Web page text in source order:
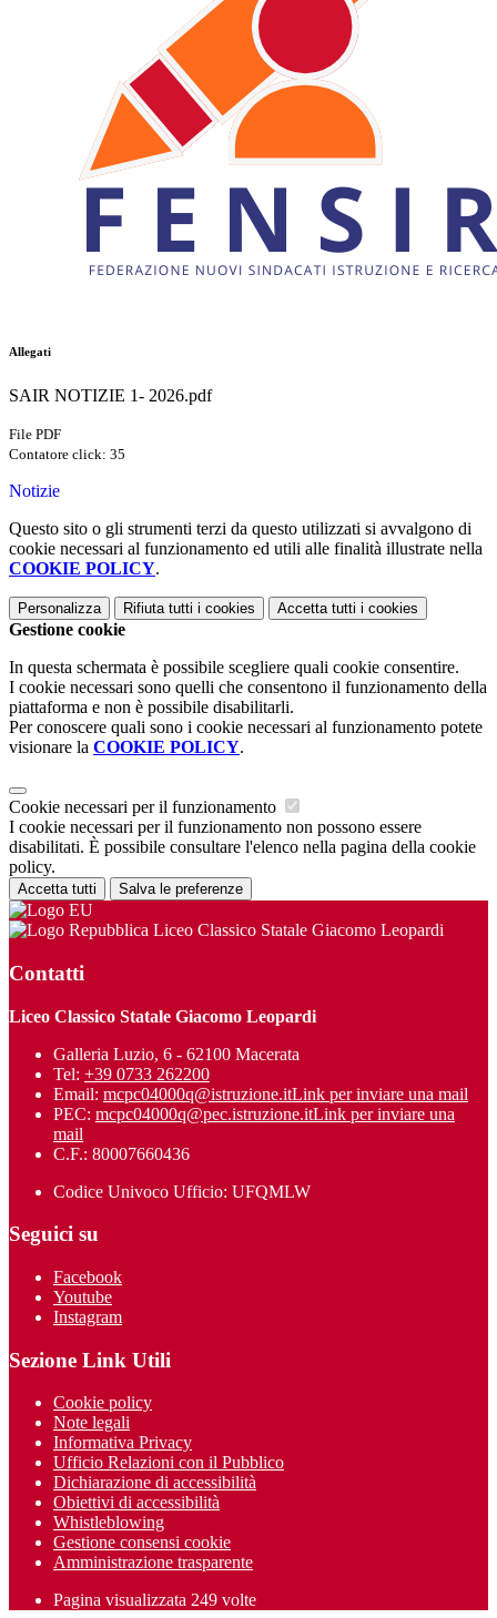
Allegati
SAIR NOTIZIE 1- 2026.pdf
File PDF
Contatore click: 35
Notizie
Questo sito o gli strumenti terzi da questo utilizzati si avvalgono di
cookie necessari al funzionamento ed utili alle finalità illustrate nella
COOKIE POLICY.
Personalizza Rifiuta tutti i cookies Accetta tutti i cookies
Gestione cookie
In questa schermata è possibile scegliere quali cookie consentire.
I cookie necessari sono quelli che consentono il funzionamento della
piattaforma e non è possibile disabilitarli.
Per conoscere quali sono i cookie necessari al funzionamento potete
visionare la COOKIE POLICY.
Cookie necessari per il funzionamento
I cookie necessari per il funzionamento non possono essere
disabilitati. È possibile consultare l'elenco nella pagina della cookie
policy.
Accetta tutti Salva le preferenze
Liceo Classico Statale Giacomo Leopardi
Contatti
Liceo Classico Statale Giacomo Leopardi
Galleria Luzio, 6 - 62100 Macerata
Tel: +39 0733 262200
Email: mcpc04000q@istruzione.itLink per inviare una mail
PEC: mcpc04000q@pec.istruzione.itLink per inviare una
mail
C.F.: 80007660436
Codice Univoco Ufficio: UFQMLW
Seguici su
Facebook
Youtube
Instagram
Sezione Link Utili
Cookie policy
Note legali
Informativa Privacy
Ufficio Relazioni con il Pubblico
Dichiarazione di accessibilità
Obiettivi di accessibilità
Whistleblowing
Gestione consensi cookie
Amministrazione trasparente
Pagina visualizzata 249 volte